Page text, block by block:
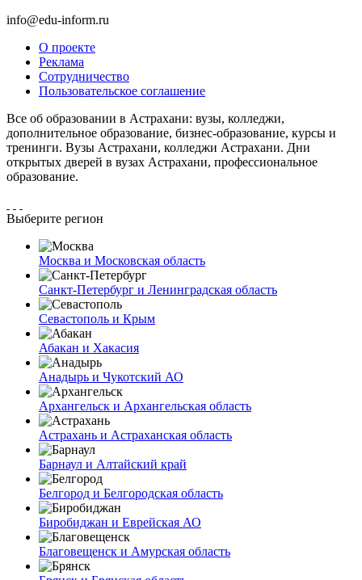
info@edu-inform.ru
О проекте
Реклама
Сотрудничество
Пользовательское соглашение
Все об образовании в Астрахани: вузы, колледжи,
дополнительное образование, бизнес-образование, курсы и
тренинги. Вузы Астрахани, колледжи Астрахани. Дни
открытых дверей в вузах Астрахани, профессиональное
образование.
Выберите регион
Москва и Московская область
Санкт-Петербург и Ленинградская область
Севастополь и Крым
Абакан и Хакасия
Анадырь и Чукотский АО
Архангельск и Архангельская область
Астрахань и Астраханская область
Барнаул и Алтайский край
Белгород и Белгородская область
Биробиджан и Еврейская АО
Благовещенск и Амурская область